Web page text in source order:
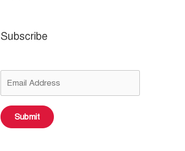
Subscribe
Submit